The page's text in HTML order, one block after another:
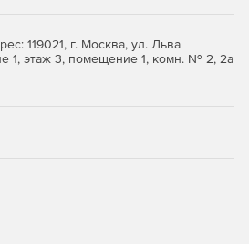
119021, г. Москва, ул. Льва
1, этаж 3, помещение 1, комн. № 2, 2а